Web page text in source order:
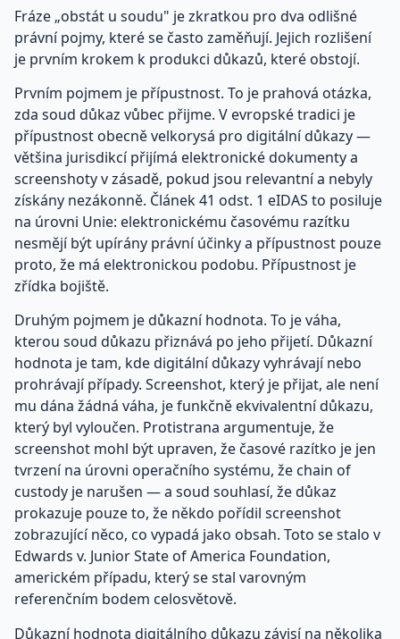
Fráze „obstát u soudu" je zkratkou pro dva odlišné
právní pojmy, které se často zaměňují. Jejich rozlišení
je prvním krokem k produkci důkazů, které obstojí.
Prvním pojmem je přípustnost. To je prahová otázka,
zda soud důkaz vůbec přijme. V evropské tradici je
přípustnost obecně velkorysá pro digitální důkazy —
většina jurisdikcí přijímá elektronické dokumenty a
screenshoty v zásadě, pokud jsou relevantní a nebyly
získány nezákonně. Článek 41 odst. 1 eIDAS to posiluje
na úrovni Unie: elektronickému časovému razítku
nesmějí být upírány právní účinky a přípustnost pouze
proto, že má elektronickou podobu. Přípustnost je
zřídka bojiště.
Druhým pojmem je důkazní hodnota. To je váha,
kterou soud důkazu přiznává po jeho přijetí. Důkazní
hodnota je tam, kde digitální důkazy vyhrávají nebo
prohrávají případy. Screenshot, který je přijat, ale není
mu dána žádná váha, je funkčně ekvivalentní důkazu,
který byl vyloučen. Protistrana argumentuje, že
screenshot mohl být upraven, že časové razítko je jen
tvrzení na úrovni operačního systému, že chain of
custody je narušen — a soud souhlasí, že důkaz
prokazuje pouze to, že někdo pořídil screenshot
zobrazující něco, co vypadá jako obsah. Toto se stalo v
Edwards v. Junior State of America Foundation,
americkém případu, který se stal varovným
referenčním bodem celosvětově.
Důkazní hodnota digitálního důkazu závisí na několika